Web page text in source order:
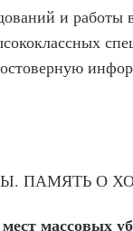
и
ПАМЯТЬ О
массовых